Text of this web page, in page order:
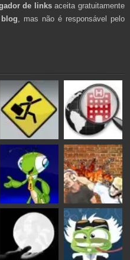
de linksaceita gratuitamente
blog , mas não é responsável pelo